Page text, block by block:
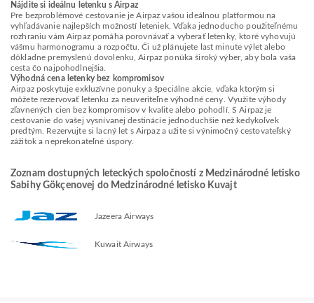
Nájdite si ideálnu letenku s Airpaz
Pre bezproblémové cestovanie je Airpaz vašou ideálnou platformou na
vyhľadávanie najlepších možností leteniek. Vďaka jednoducho použiteľnému
rozhraniu vám Airpaz pomáha porovnávať a vyberať letenky, ktoré vyhovujú
vášmu harmonogramu a rozpočtu. Či už plánujete last minute výlet alebo
dôkladne premyslenú dovolenku, Airpaz ponúka široký výber, aby bola vaša
cesta čo najpohodlnejšia.
Výhodná cena letenky bez kompromisov
Airpaz poskytuje exkluzívne ponuky a špeciálne akcie, vďaka ktorým si
môžete rezervovať letenku za neuveriteľne výhodné ceny. Využite výhody
zľavnených cien bez kompromisov v kvalite alebo pohodlí. S Airpaz je
cestovanie do vašej vysnívanej destinácie jednoduchšie než kedykoľvek
predtým. Rezervujte si lacný let s Airpaz a užite si výnimočný cestovateľský
zážitok a neprekonateľné úspory.
Zoznam dostupných leteckých spoločností z Medzinárodné letisko
Sabihy Gökçenovej do Medzinárodné letisko Kuvajt
Jazeera Airways
Kuwait Airways